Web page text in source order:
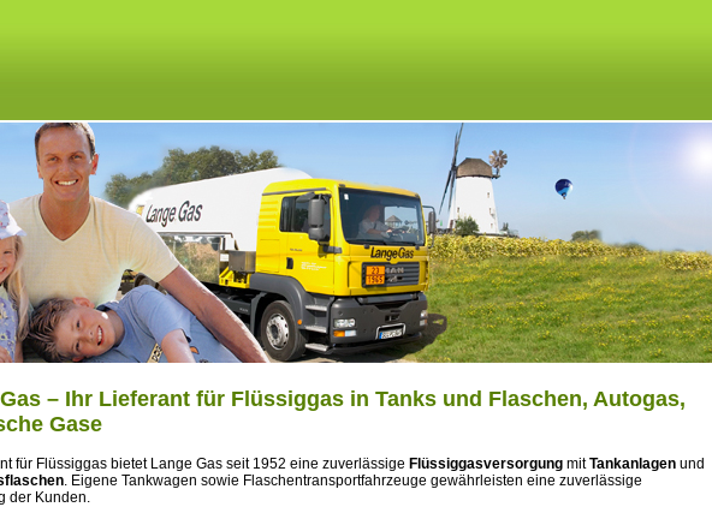
– Ihr Lieferant für Flüssiggas in Tanks und Flaschen, Autogas,
Gase
für Flüssiggas bietet Lange Gas seit 1952 eine zuverlässige Flüssiggasversorgung mitTankanlagen und
. Eigene Tankwagen sowie Flaschentransportfahrzeuge gewährleisten eine zuverlässige
der Kunden.